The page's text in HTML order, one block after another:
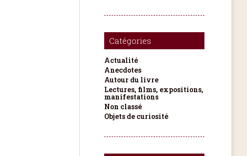
Catégories
Actualité
Anecdotes
Autour du livre
Lectures, films, expositions,
manifestations
Non classé
Objets de curiosité